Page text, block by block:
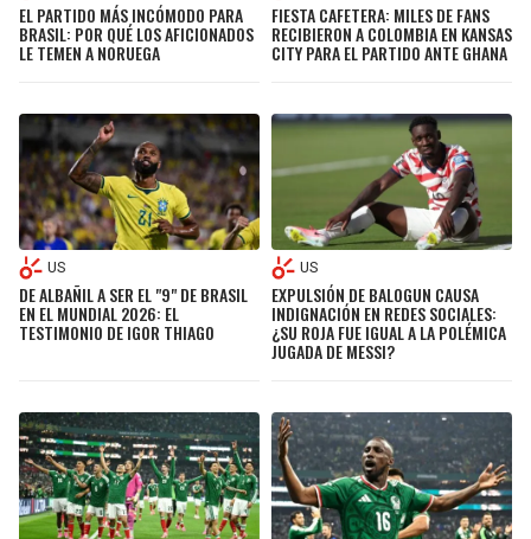
EL PARTIDO MÁS INCÓMODO PARA
BRASIL: POR QUÉ LOS AFICIONADOS
LE TEMEN A NORUEGA
FIESTA CAFETERA: MILES DE FANS
RECIBIERON A COLOMBIA EN KANSAS
CITY PARA EL PARTIDO ANTE GHANA
US
DE ALBAÑIL A SER EL "9" DE BRASIL
EN EL MUNDIAL 2026: EL
TESTIMONIO DE IGOR THIAGO
US
EXPULSIÓN DE BALOGUN CAUSA
INDIGNACIÓN EN REDES SOCIALES:
¿SU ROJA FUE IGUAL A LA POLÉMICA
JUGADA DE MESSI?